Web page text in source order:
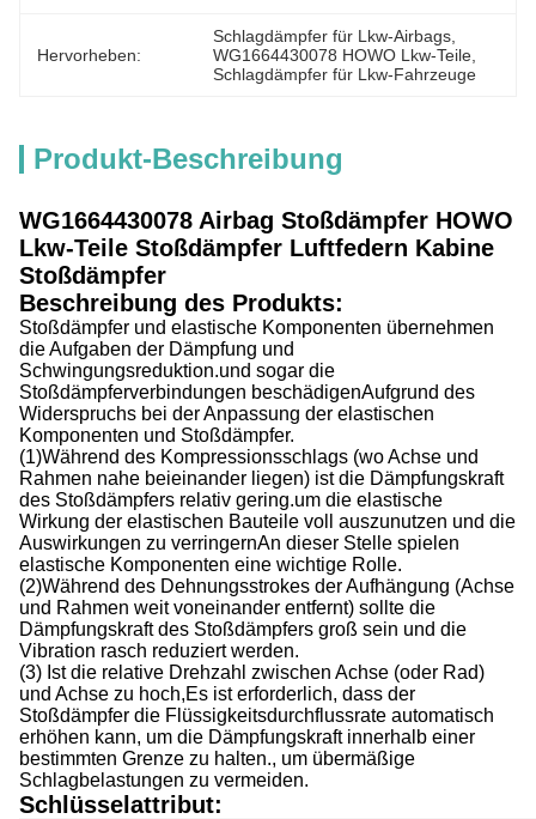
Hervorheben:
Schlagdämpfer für Lkw-Airbags
WG1664430078 HOWO Lkw-Teile
Schlagdämpfer für Lkw-Fahrzeuge
Produkt-Beschreibung
WG1664430078 Airbag Stoßdämpfer HOWO
Lkw-Teile Stoßdämpfer Luftfedern Kabine
Stoßdämpfer
Beschreibung des Produkts:
Stoßdämpfer und elastische Komponenten übernehmen
die Aufgaben der Dämpfung und
Schwingungsreduktion.und sogar die
Stoßdämpferverbindungen beschädigenAufgrund des
Widerspruchs bei der Anpassung der elastischen
Komponenten und Stoßdämpfer.
(1)Während des Kompressionsschlags (wo Achse und
Rahmen nahe beieinander liegen) ist die Dämpfungskraft
des Stoßdämpfers relativ gering.um die elastische
Wirkung der elastischen Bauteile voll auszunutzen und die
Auswirkungen zu verringernAn dieser Stelle spielen
elastische Komponenten eine wichtige Rolle.
(2)Während des Dehnungsstrokes der Aufhängung (Achse
und Rahmen weit voneinander entfernt) sollte die
Dämpfungskraft des Stoßdämpfers groß sein und die
Vibration rasch reduziert werden.
(3) Ist die relative Drehzahl zwischen Achse (oder Rad)
und Achse zu hoch,Es ist erforderlich, dass der
Stoßdämpfer die Flüssigkeitsdurchflussrate automatisch
erhöhen kann, um die Dämpfungskraft innerhalb einer
bestimmten Grenze zu halten., um übermäßige
Schlagbelastungen zu vermeiden.
Schlüsselattribut: